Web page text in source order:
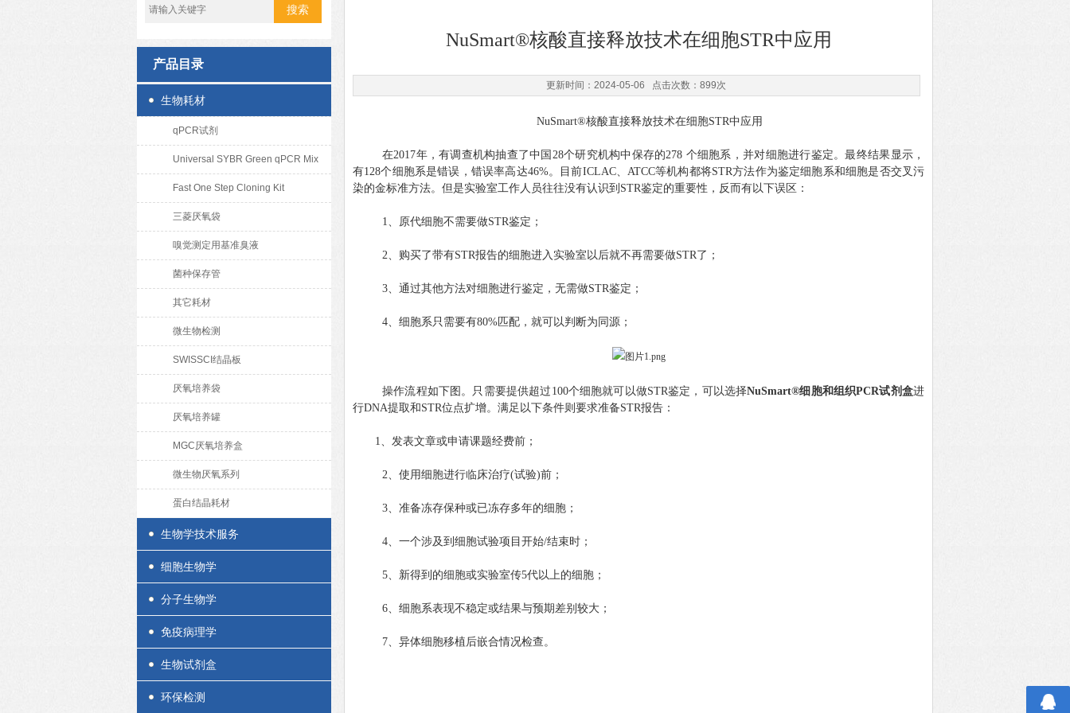
产品目录
生物耗材
qPCR试剂
Universal SYBR Green qPCR Mix
Fast One Step Cloning Kit
三菱厌氧袋
嗅觉测定用基准臭液
菌种保存管
其它耗材
微生物检测
SWISSCI结晶板
厌氧培养袋
厌氧培养罐
MGC厌氧培养盒
微生物厌氧系列
蛋白结晶耗材
生物学技术服务
细胞生物学
分子生物学
免疫病理学
生物试剂盒
环保检测
NuSmart®核酸直接释放技术在细胞STR中应用
更新时间：2024-05-06 点击次数：899次
NuSmart®核酸直接释放技术在细胞STR中应用
在2017年，有调查机构抽查了中国 28个研究机构中保存的278 个细胞系，并对细胞进行鉴定。最终结果显示，
有128个细胞系是错误 ， 错误率高达46%。 目前ICLAC、ATCC等机构都将STR方法作为鉴定细胞系和细胞是否交叉污
染的金标准方法。但是实验室工作人员往往没有认识到STR鉴定的重要性，反而有以下误区：
1、 原代细胞不需要做STR鉴定；
2、 购买了带有STR报告的细胞进入实验室以后就不再需要做STR了；
3、 通过其他方法对细胞进行鉴定，无需做STR鉴定；
4、 细胞系只需要有80%匹配，就可以判断为同源；
操作流程如下图。只需要提供超过 100个细胞就可以做STR鉴定，可以选择NuSmart®细胞和组织PCR试剂盒进
行DNA提取和STR位点扩增。满足以下条件则要求准备STR报告：
1、发表文章或申请课题经费前；
2、使用细胞进行临床治疗(试验)前；
3、准备冻存保种或已冻存多年的细胞；
4、一个涉及到细胞试验项目开始/结束时；
5、新得到的细胞或实验室传5代以上的细胞；
6、细胞系表现不稳定或结果与预期差别较大；
7、异体细胞移植后嵌合情况检查。